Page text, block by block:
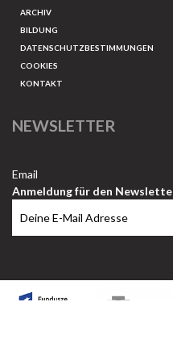
ARCHIV
BILDUNG
DATENSCHUTZBESTIMMUNGEN
COOKIES
KONTAKT
NEWSLETTER
Email
Anmeldung für den